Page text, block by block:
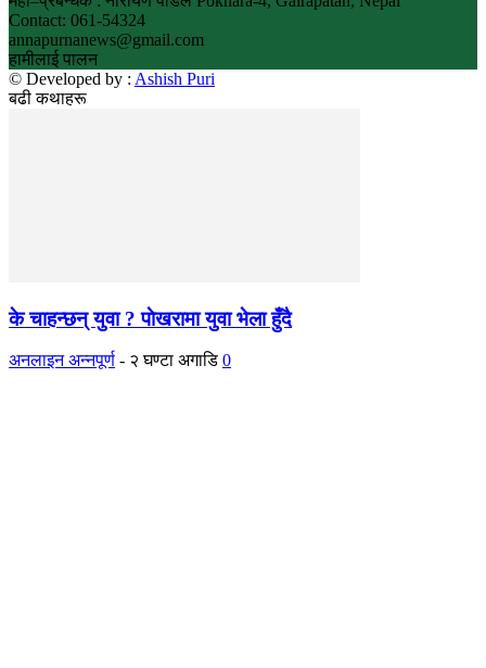
Contact: 061-54324
annapurnanews@gmail.com
हामीलाई पालन
© Developed by : Ashish Puri
बढी कथाहरू
के चाहन्छन् युवा ? पाेखरामा युवा भेला हुँदै
अनलाइन अन्नपूर्ण - २ घण्टा अगाडि 0